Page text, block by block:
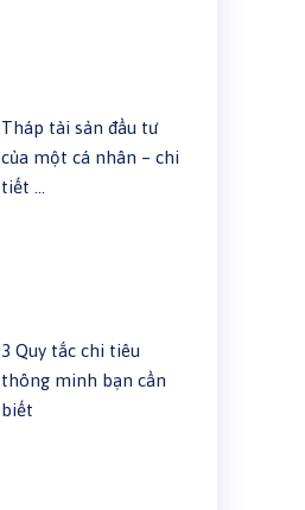
Tháp tài sản đầu tư
của một cá nhân – chi
tiết …
3 Quy tắc chi tiêu
thông minh bạn cần
biết